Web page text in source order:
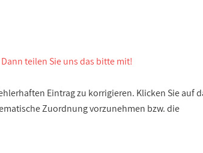
Dann teilen Sie uns das bitte mit!
Eintrag zu korrigieren. Klicken Sie auf
Zuordnung vorzunehmen bzw. die